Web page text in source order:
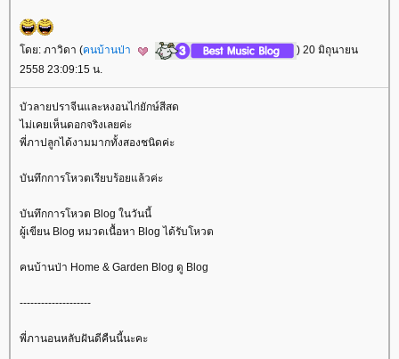
ดย: ภาวิดา (คนบ้านป่า
) 20 มิถุนายน
2558 23:09:15 น.
บัวลายปราจีนและหงอนไก่ยักษ์สีสด
ไม่เคยเห็นดอกจริงเลยค่ะ
พี่ภาปลูกได้งามมากทั้งสองชนิดค่ะ
บันทึกการโหวตเรียบร้อยแล้วค่ะ
บันทึกการโหวต Blog ในวันนี้
ผู้เขียน Blog หมวดเนื้อหา Blog ได้รับโหวต
คนบ้านป่า Home & Garden Blog ดู Blog
--------------------
พี่ภานอนหลับฝันดีคืนนี้นะคะ